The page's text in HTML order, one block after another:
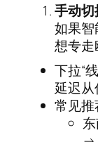
手动切
如果
想专走
下拉“
延迟从
常见推